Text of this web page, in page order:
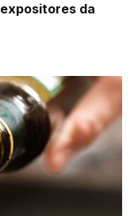
da